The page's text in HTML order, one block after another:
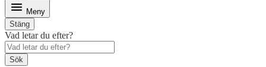
Meny
Stäng
Vad letar du efter?
Sök